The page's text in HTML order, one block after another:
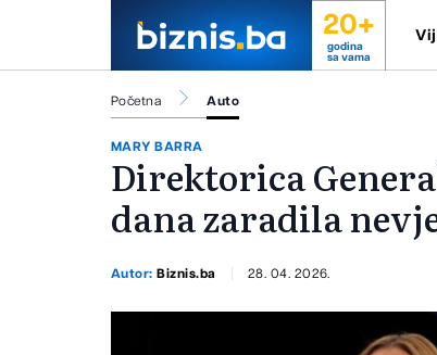
20+
godina
sa vama
Početna Auto
MARY BARRA
Direktorica
dana zaradila
Autor:Biznis.ba 28. 04. 2026.